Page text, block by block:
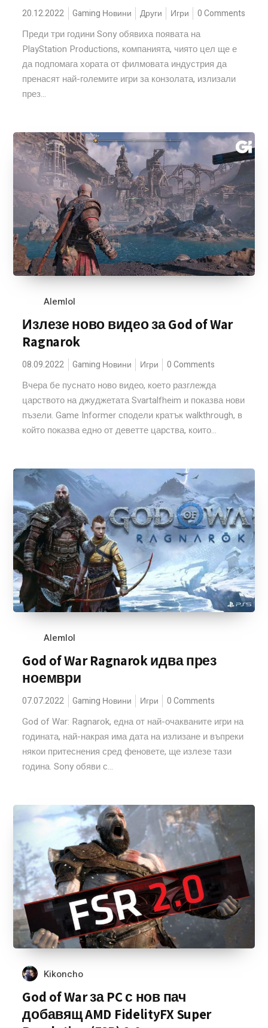
20.12.2022 Gaming Новини Други Игри 0 Comments
Преди три години Sony обявиха появата на
PlayStation Productions, компанията, чиято цел ще е
да подпомага хората от филмовата индустрия да
пренасят най-големите игри за конзолата, излизали
през...
Alemlol
Излезе ново видео за God of War
Ragnarok
08.09.2022 Gaming Новини Игри 0 Comments
Вчера бе пуснато ново видео, което разглежда
царството на джуджетата Svartalfheim и показва нови
пъзели. Game Informer сподели кратък walkthrough, в
който показва едно от деветте царства, които...
Alemlol
God of War Ragnarok идва през
ноември
07.07.2022 Gaming Новини Игри 0 Comments
God of War: Ragnarok, една от най-очакваните игри на
годината, най-накрая има дата на излизане и въпреки
някои притеснения сред феновете, ще излезе тази
година. Sony обяви с...
Kikoncho
God of War за PC с нов пач
добавящ AMD FidelityFX Super